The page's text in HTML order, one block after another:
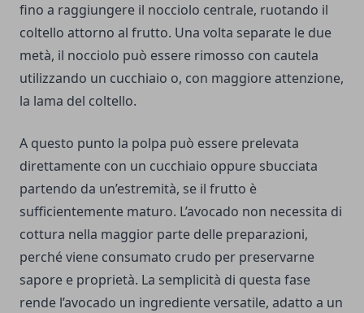
fino a raggiungere il nocciolo centrale, ruotando il
coltello attorno al frutto. Una volta separate le due
metà, il nocciolo può essere rimosso con cautela
utilizzando un cucchiaio o, con maggiore attenzione,
la lama del coltello.
A questo punto la polpa può essere prelevata
direttamente con un cucchiaio oppure sbucciata
partendo da un’estremità, se il frutto è
sufficientemente maturo. L’avocado non necessita di
cottura nella maggior parte delle preparazioni,
perché viene consumato crudo per preservarne
sapore e proprietà. La semplicità di questa fase
rende l’avocado un ingrediente versatile, adatto a un